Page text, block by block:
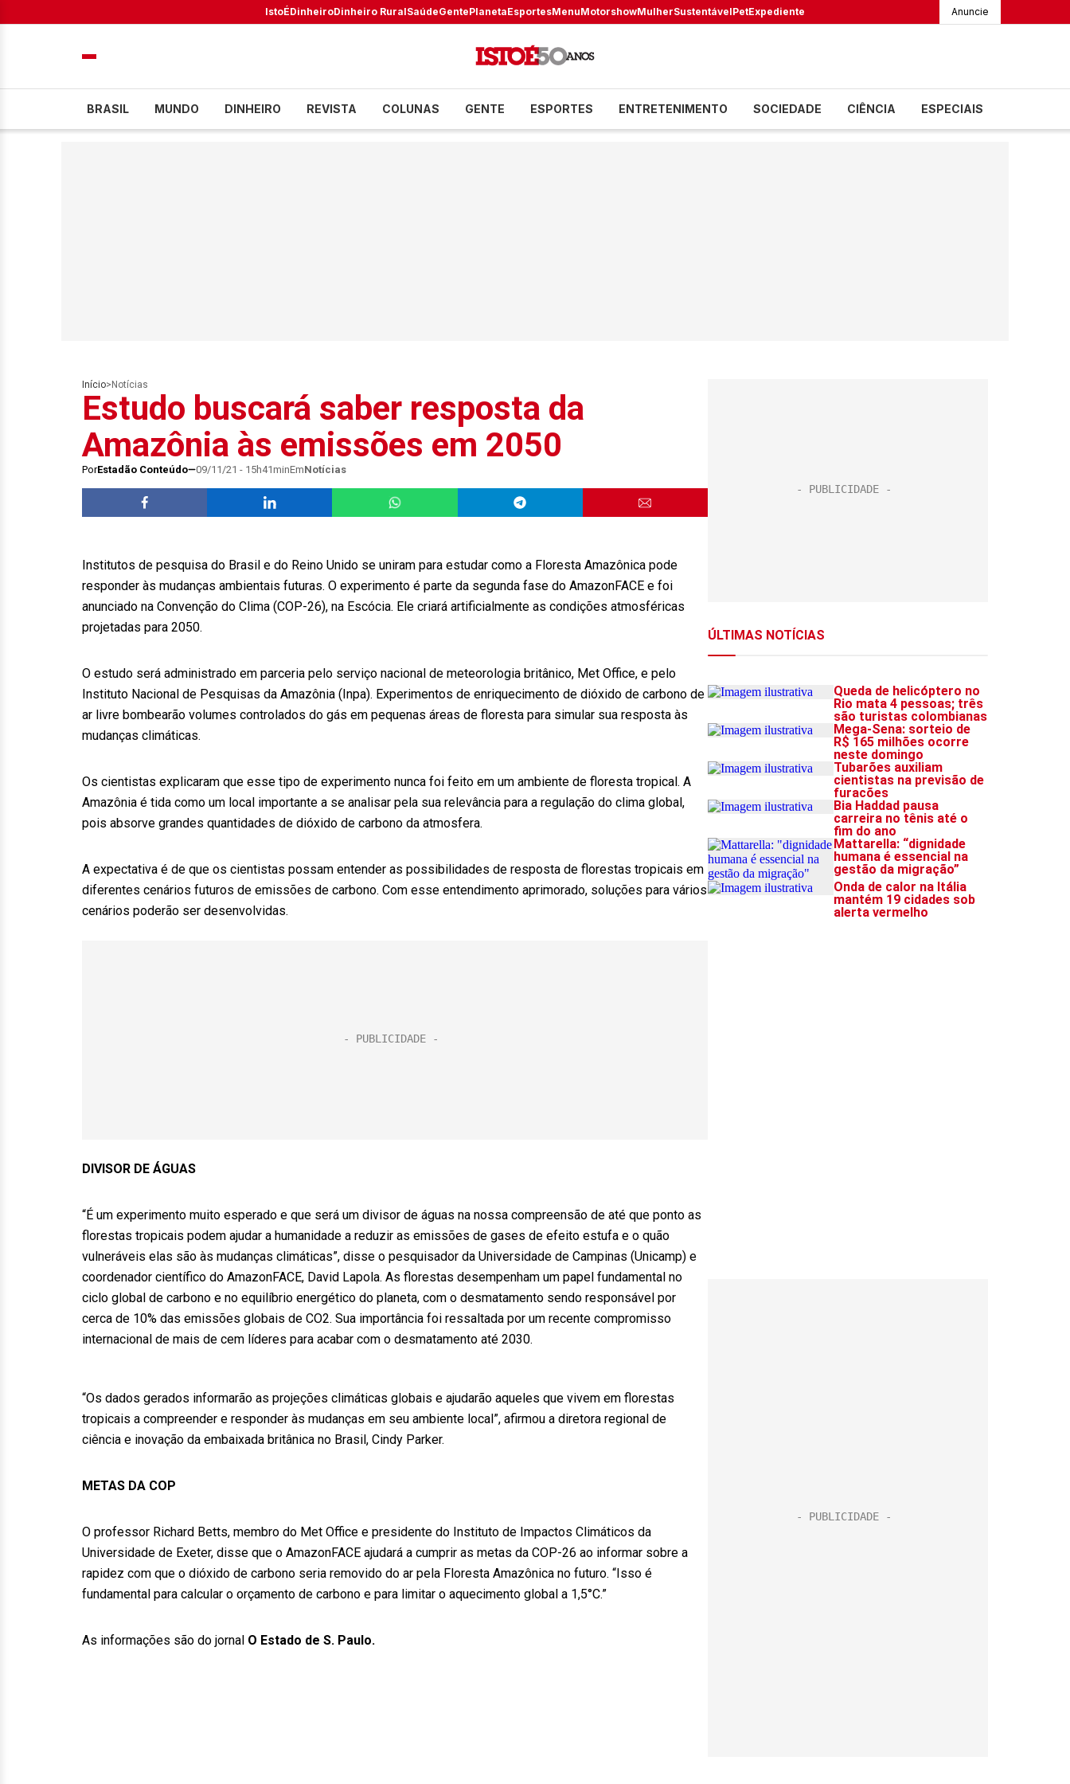
IstoÉDinheiroDinheiro RuralSaúdeGentePlanetaEsportesMenuMotorshowMulherSustentávelPetExpediente Anuncie
BRASIL MUNDO DINHEIRO REVISTA COLUNAS GENTE ESPORTES ENTRETENIMENTO SOCIEDADE CIÊNCIA ESPECIAIS
Início> Notícias
Estudo buscará saber resposta da
Amazônia às emissões em 2050
PorEstadão Conteúdo 09/11/21 - 15h41minEmNotícias
Institutos de pesquisa do Brasil e do Reino Unido se uniram para estudar como a Floresta Amazônica pode
responder às mudanças ambientais futuras. O experimento é parte da segunda fase do AmazonFACE e foi
anunciado na Convenção do Clima (COP-26), na Escócia. Ele criará artificialmente as condições atmosféricas
projetadas para 2050.
O estudo será administrado em parceria pelo serviço nacional de meteorologia britânico, Met Office, e pelo
Instituto Nacional de Pesquisas da Amazônia (Inpa). Experimentos de enriquecimento de dióxido de carbono de
ar livre bombearão volumes controlados do gás em pequenas áreas de floresta para simular sua resposta às
mudanças climáticas.
Os cientistas explicaram que esse tipo de experimento nunca foi feito em um ambiente de floresta tropical. A
Amazônia é tida como um local importante a se analisar pela sua relevância para a regulação do clima global,
pois absorve grandes quantidades de dióxido de carbono da atmosfera.
A expectativa é de que os cientistas possam entender as possibilidades de resposta de florestas tropicais em
diferentes cenários futuros de emissões de carbono. Com esse entendimento aprimorado, soluções para vários
cenários poderão ser desenvolvidas.
DIVISOR DE ÁGUAS
“É um experimento muito esperado e que será um divisor de águas na nossa compreensão de até que ponto as
florestas tropicais podem ajudar a humanidade a reduzir as emissões de gases de efeito estufa e o quão
vulneráveis elas são às mudanças climáticas”, disse o pesquisador da Universidade de Campinas (Unicamp) e
coordenador científico do AmazonFACE, David Lapola. As florestas desempenham um papel fundamental no
ciclo global de carbono e no equilíbrio energético do planeta, com o desmatamento sendo responsável por
cerca de 10% das emissões globais de CO2. Sua importância foi ressaltada por um recente compromisso
internacional de mais de cem líderes para acabar com o desmatamento até 2030.
“Os dados gerados informarão as projeções climáticas globais e ajudarão aqueles que vivem em florestas
tropicais a compreender e responder às mudanças em seu ambiente local”, afirmou a diretora regional de
ciência e inovação da embaixada britânica no Brasil, Cindy Parker.
METAS DA COP
O professor Richard Betts, membro do Met Office e presidente do Instituto de Impactos Climáticos da
Universidade de Exeter, disse que o AmazonFACE ajudará a cumprir as metas da COP-26 ao informar sobre a
rapidez com que o dióxido de carbono seria removido do ar pela Floresta Amazônica no futuro. “Isso é
fundamental para calcular o orçamento de carbono e para limitar o aquecimento global a 1,5°C.”
As informações são do jornal O Estado de S. Paulo.